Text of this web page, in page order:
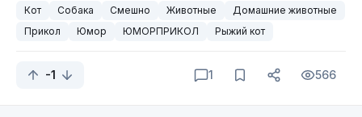
Кот Собака Смешно Животные
Домашние животные
Прикол
Юмор ЮМОРПРИКОЛ Рыжий кот
-1 1 566